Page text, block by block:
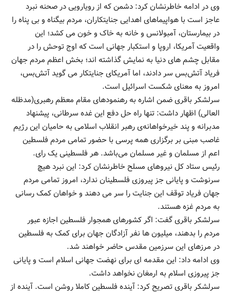
وی در ادامه خاطرنشان کرد: دشمن که از رویارویی در صحنه نبرد
عاجز است با هواپیماهای اهدایی جنایتکاران، مردم بیگناه و بی پناه را
در بیمارستان، آمبولانس و خانه به خاک و خون می کشد؛ این
واقعیت آمریکا، اروپا و استکبار جهانی است که اوج توحش را در
مقابل چشم های دنیا به نمایش گذاشته اند؛ بخش اعظم مردم جهان
فریاد آتش‌بس سر دادند، اما آمریکای جنایتکار می گوید آتش‌بس،
امروز به معنای شکست اسرائیل است.
سرلشکر باقری ضمن اشاره به رهنمودهای مقام معظم رهبری(مدظله
العالی) اظهار داشت: تنها راه حل دفع این غده سرطانی، پیشنهاد
مدبرانه و پند خیرخواهانه‌ی رهبر انقلاب اسلامی به حامیان این رژیم
غاصب مبنی بر برگزاری همه پرسی با حضور تمامی مردم فلسطین
اعم از مسلمان و غیر مسلمان می‌باشد. هر فلسطینی یک رای.
رئیس ستاد کل نیروهای مسلح خاطرنشان کرد: این نبرد هیچ
سرنوشت و پایانی جز پیروزی فلسطینان ندارد، امروز تمامی مردم
جهان فریاد توقف این جنایت را سر می دهند و خواهان کمک رسانی
به مردم غزه هستند.
سرلشکر باقری گفت: اگر کشورهای همجوار فلسطین اجازه عبور
مردم را بدهند، میلیون ها نفر آزادگان جهان برای کمک به فلسطین
در مرزهای این سرزمین مقدس حاضر خواهند شد.
وی ادامه داد: این مقدمه ای برای نهضت جهانی اسلام است و پایانی
جز پیروزی اسلام به ارمغان نخواهد داشت.
سرلشکر باقری تصریح کرد: آینده فلسطین کاملا روشن است. آینده از